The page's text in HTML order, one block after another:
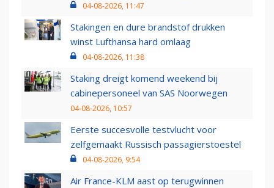
04-08-2026, 11:47
Stakingen en dure brandstof drukken
winst Lufthansa hard omlaag
04-08-2026, 11:38
Staking dreigt komend weekend bij
cabinepersoneel van SAS Noorwegen
04-08-2026, 10:57
Eerste succesvolle testvlucht voor
zelfgemaakt Russisch passagierstoestel
04-08-2026, 9:54
Air France-KLM aast op terugwinnen